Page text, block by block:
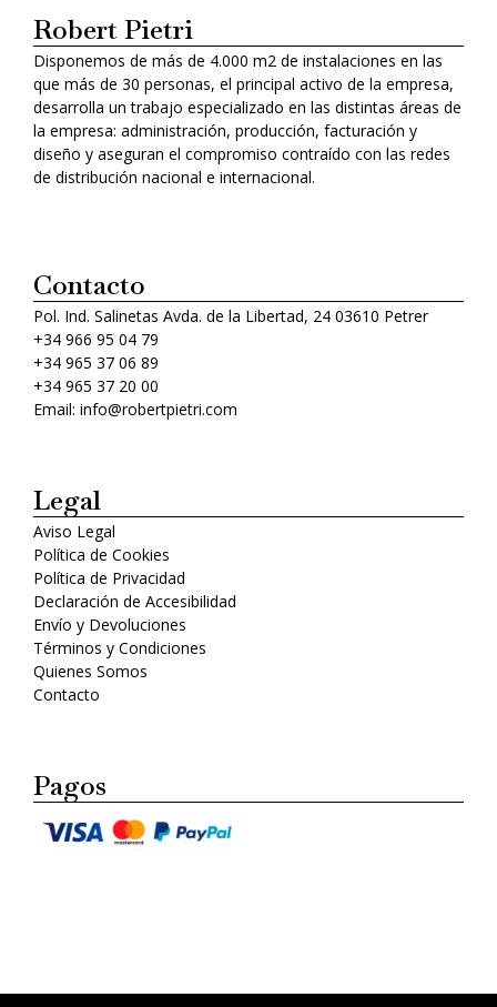
Robert Pietri
Disponemos de más de 4.000 m2 de instalaciones en las
que más de 30 personas, el principal activo de la empresa,
desarrolla un trabajo especializado en las distintas áreas de
la empresa: administración, producción, facturación y
diseño y aseguran el compromiso contraído con las redes
de distribución nacional e internacional.
Contacto
Pol. Ind. Salinetas Avda. de la Libertad, 24 03610 Petrer
+34 966 95 04 79
+34 965 37 06 89
+34 965 37 20 00
Email: info@robertpietri.com
Legal
Aviso Legal
Política de Cookies
Política de Privacidad
Declaración de Accesibilidad
Envío y Devoluciones
Términos y Condiciones
Quienes Somos
Contacto
Pagos